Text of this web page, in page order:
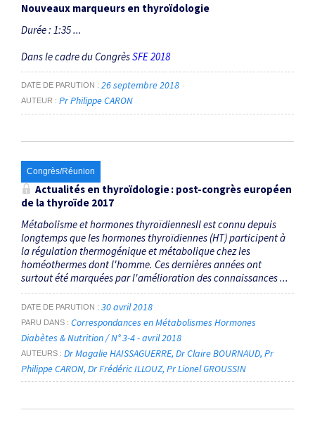
Nouveaux marqueurs en thyroïdologie
Durée : 1:35 ...
Dans le cadre du CongrèsSFE 2018
DATE DE PARUTION 26 septembre 2018
AUTEUR Pr Philippe CARON
Congrès/Réunion
Actualités en thyroïdologie : post-congrès européen
de la thyroïde 2017
Métabolisme et hormones thyroïdiennesIl est connu depuis
longtemps que les hormones thyroïdien­nes (HT) participent à
la régulation thermo­génique et métabolique chez les
homéothermes dont l'homme. Ces dernières années ont
surtout été marquées par l'amélioration des connaissances ...
DATE DE PARUTION 30 avril 2018
PARU DANS
Correspondances en Métabolismes Hormones
Diabètes & Nutrition / N° 3-4 - avril 2018
AUTEURS Dr Magalie HAISSAGUERRE Dr Claire BOURNAUD Pr
Philippe CARON Dr Frédéric ILLOUZ Pr Lionel GROUSSIN